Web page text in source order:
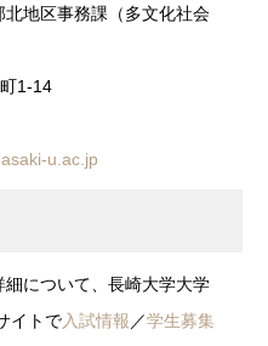
地区事務課（多文化社会
1-14
u.ac.jp
について、長崎大学大学
イトで入試情報 ／学生募集